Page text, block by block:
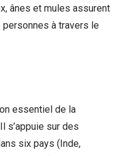
ânes et mules assurent
à travers le
essentiel de la
s’appuie sur des
six pays (Inde,